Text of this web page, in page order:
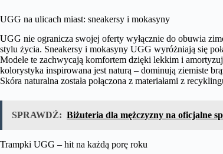
UGG na ulicach miast: sneakersy i mokasyny
UGG nie ogranicza swojej oferty wyłącznie do obuwia
stylu życia. Sneakersy i mokasyny UGG wyróżniają się
Modele te zachwycają komfortem dzięki lekkim i
kolorystyka inspirowana jest naturą – dominują ziemiste
Skóra naturalna została połączona z materiałami z
SPRAWDŹ: Biżuteria dla mężczyzny na oficjalne
Trampki UGG – hit na każdą porę roku